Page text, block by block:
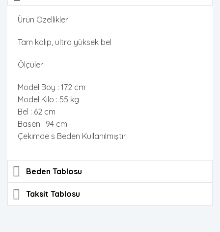
Ürün Özellikleri
Tam kalıp, ultra yüksek bel
Ölçüler:
Model Boy : 172 cm
Model Kilo : 55 kg
Bel : 62 cm
Basen : 94 cm
Çekimde s Beden Kullanılmıştır
Beden Tablosu
Taksit Tablosu